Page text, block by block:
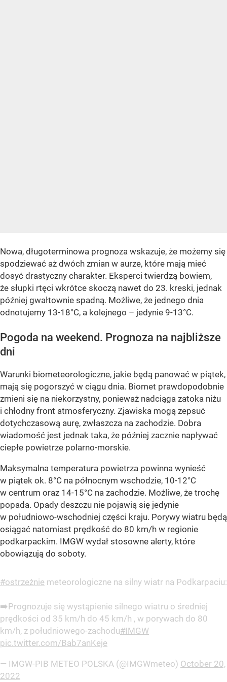
Nowa, długoterminowa prognoza wskazuje, że możemy się
spodziewać aż dwóch zmian w aurze, które mają mieć
dosyć drastyczny charakter. Eksperci twierdzą bowiem,
że słupki rtęci wkrótce skoczą nawet do 23. kreski, jednak
później gwałtownie spadną. Możliwe, że jednego dnia
odnotujemy 13-18°C, a kolejnego – jedynie 9-13°C.
Pogoda na weekend. Prognoza na najbliższe
dni
Warunki biometeorologiczne, jakie będą panować w piątek,
mają się pogorszyć w ciągu dnia. Biomet prawdopodobnie
zmieni się na niekorzystny, ponieważ nadciąga zatoka niżu
i chłodny front atmosferyczny. Zjawiska mogą zepsuć
dotychczasową aurę, zwłaszcza na zachodzie. Dobra
wiadomość jest jednak taka, że później zacznie napływać
ciepłe powietrze polarno-morskie.
Maksymalna temperatura powietrza powinna wynieść
w piątek ok. 8°C na północnym wschodzie, 10-12°C
w centrum oraz 14-15°C na zachodzie. Możliwe, że trochę
popada. Opady deszczu nie pojawią się jedynie
w południowo-wschodniej części kraju. Porywy wiatru będą
osiągać natomiast prędkość do 80 km/h w regionie
podkarpackim. IMGW wydał stosowne alerty, które
obowiązują do soboty.
#ostrzeżnie meteorologiczne na silny wiatr na Podkarpaciu:
➡️Prognozuje się wystąpienie silnego wiatru o średniej
prędkości od 35 km/h do 45 km/h , w porywach do 80
km/h, z południowego-zachodu#IMGW
pic.twitter.com/Bab7anKeje
— IMGW-PIB METEO POLSKA (@IMGWmeteo) October 20,
2022